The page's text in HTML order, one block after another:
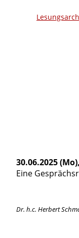
30.06.2025
Eine
Dr. h.c. Herbert